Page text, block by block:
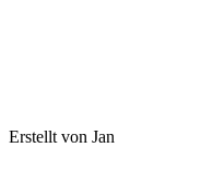
Erstellt von Jan